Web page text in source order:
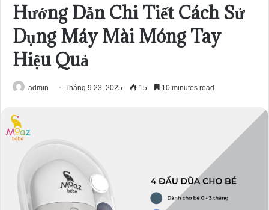
Hướng Dẫn Chi Tiết Cách Sử
Dụng Máy Mài Móng Tay
Hiệu Quả
admin Tháng 9 23, 2025 15 10 minutes read